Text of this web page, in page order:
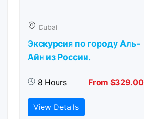
Dubai
Экскурсия по городу Аль-
Айн из России.
8 Hours From $329.00
View Details